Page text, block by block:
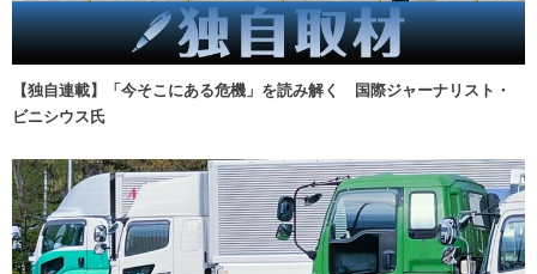
【独自連載】「今そこにある危機」を読み解く 国際ジャーナリスト・
ビニシウス氏